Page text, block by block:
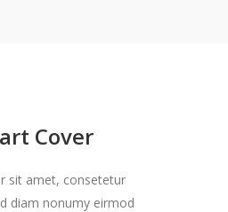
Cover
sit amet, consetetur
diam nonumy eirmod